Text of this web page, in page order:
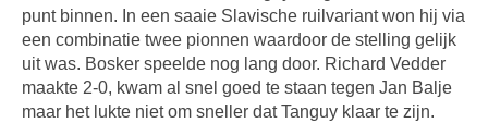
punt binnen. In een saaie Slavische ruilvariant won hij via
een combinatie twee pionnen waardoor de stelling gelijk
uit was. Bosker speelde nog lang door. Richard Vedder
maakte 2-0, kwam al snel goed te staan tegen Jan Balje
maar het lukte niet om sneller dat Tanguy klaar te zijn.